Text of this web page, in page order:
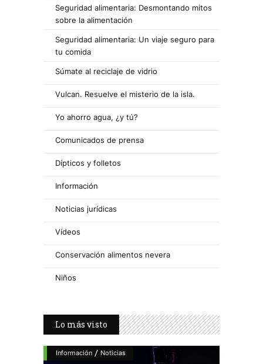
Seguridad alimentaria: Desmontando mitos
sobre la alimentación
Seguridad alimentaria: Un viaje seguro para
tu comida
Súmate al reciclaje de vidrio
Vulcan. Resuelve el misterio de la isla.
Yo ahorro agua, ¿y tú?
Comunicados de prensa
Dípticos y folletos
Información
Noticias jurídicas
Vídeos
Conservación alimentos nevera
Niños
Lo más visto
Información / Noticias